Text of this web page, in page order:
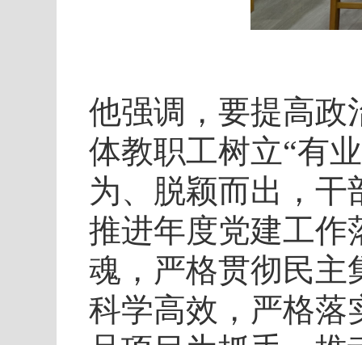
他强调，要提高政
体教职工树立“有
为、脱颖而出，
推进年度党建工作
魂，严格贯彻民主
科学高效，严格落